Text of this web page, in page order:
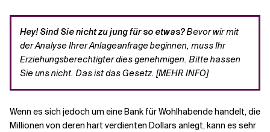
Hey! Sind Sie nicht zu jung für so etwas?Bevor wir mit
der Analyse Ihrer Anlageanfrage beginnen, muss Ihr
Erziehungsberechtigter dies genehmigen. Bitte hassen
Sie uns nicht. Das ist das Gesetz. [MEHR INFO]
Wenn es sich jedoch um eine Bank für Wohlhabende handelt, die
Millionen von deren hart verdienten Dollars anlegt, kann es sehr